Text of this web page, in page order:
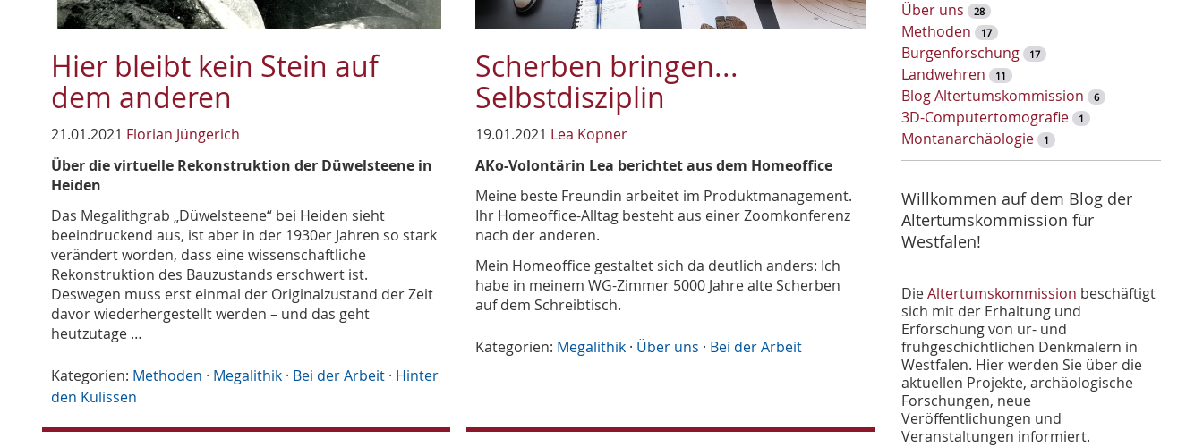
Hier bleibt kein Stein auf
dem anderen
21.01.2021 Florian Jüngerich
Über die virtuelle Rekonstruktion der Düwelsteene in
Heiden
Das Megalithgrab „Düwelsteene“ bei Heiden sieht
beeindruckend aus, ist aber in der 1930er Jahren so stark
verändert worden, dass eine wissenschaftliche
Rekonstruktion des Bauzustands erschwert ist.
Deswegen muss erst einmal der Originalzustand der Zeit
davor wiederhergestellt werden – und das geht
heutzutage …
Kategorien: Methoden · Megalithik · Bei der Arbeit · Hinter
den Kulissen
Scherben bringen...
Selbstdisziplin
19.01.2021 Lea Kopner
AKo-Volontärin Lea berichtet aus dem Homeoffice
Meine beste Freundin arbeitet im Produktmanagement.
Ihr Homeoffice-Alltag besteht aus einer Zoomkonferenz
nach der anderen.
Mein Homeoffice gestaltet sich da deutlich anders: Ich
habe in meinem WG-Zimmer 5000 Jahre alte Scherben
auf dem Schreibtisch.
Kategorien: Megalithik · Über uns · Bei der Arbeit
o
r
t
-
S
u
c
e
Über uns 28
Methoden 17
Burgenforschung 17
Landwehren 11
Blog Altertumskommission 6
3D-Computertomografie 1
Montanarchäologie 1
Willkommen auf dem Blog der
Altertumskommission für
Westfalen!
DieAltertumskommission beschäftigt
sich mit der Erhaltung und
Erforschung von ur- und
frühgeschichtlichen Denkmälern in
Westfalen. Hier werden Sie über die
aktuellen Projekte, archäologische
Forschungen, neue
Veröffentlichungen und
Veranstaltungen informiert.